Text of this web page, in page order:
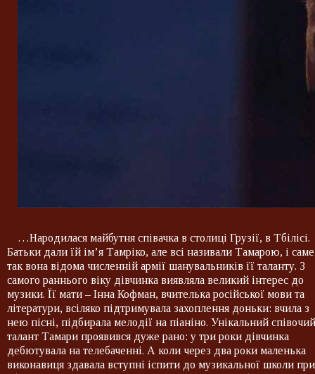
…Народилася майбутня співачка в столиці Грузії, в Тбілісі.
Батьки дали їй ім’я Тамріко, але всі називали Тамарою, і саме
так вона відома численній армії шанувальників її таланту. З
самого раннього віку дівчинка виявляла великий інтерес до
музики. Її мати – Інна Кофман, вчителька російської мови та
літератури, всіляко підтримувала захоплення доньки: вчила з
нею пісні, підбирала мелодії на піаніно. Унікальний співочий
талант Тамари проявився дуже рано: у три роки дівчинка
дебютувала на телебаченні. А коли через два роки маленька
виконавиця здавала вступні іспити до музикальної школи при